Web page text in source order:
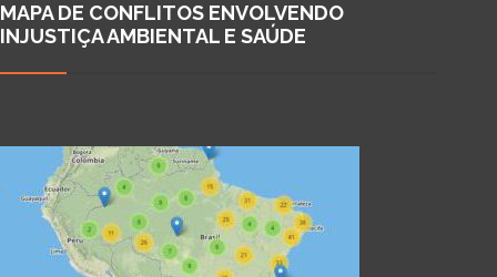
MAPA DE CONFLITOS ENVOLVENDO
INJUSTIÇA AMBIENTAL E SAÚDE